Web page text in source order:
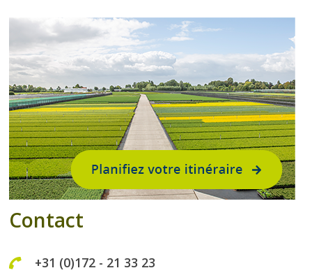
Contact
+31 (0)172 - 21 33 23